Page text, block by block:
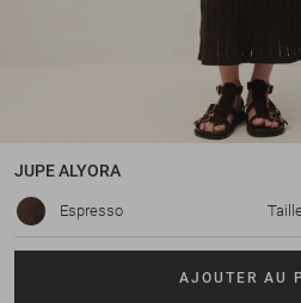
JUPEALYORA
Espresso
AJOUTER AU